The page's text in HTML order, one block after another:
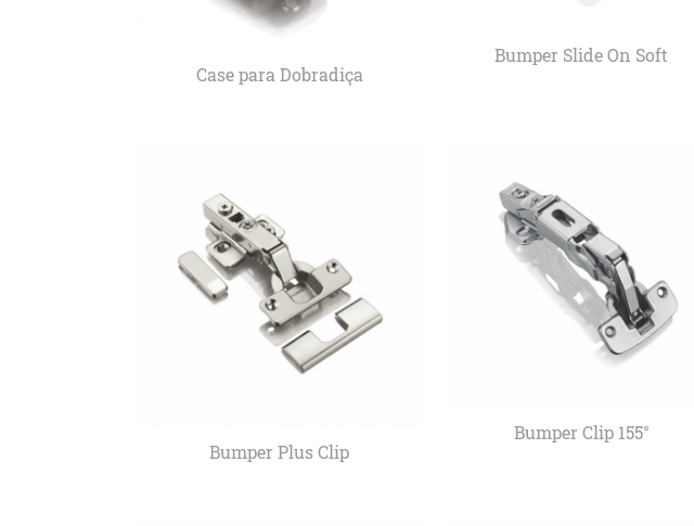
Case para Dobradiça
Bumper Slide On Soft
Bumper Plus Clip
Bumper Clip 155°